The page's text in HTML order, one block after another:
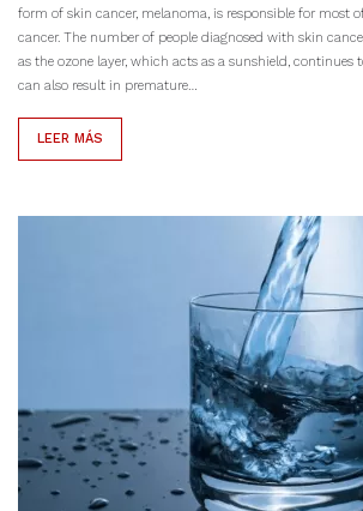
form of skin cancer, melanoma, is responsible for most
cancer. The number of people diagnosed with skin
as the ozone layer, which acts as a sunshield, continues
can also result in premature…
LEER MÁS